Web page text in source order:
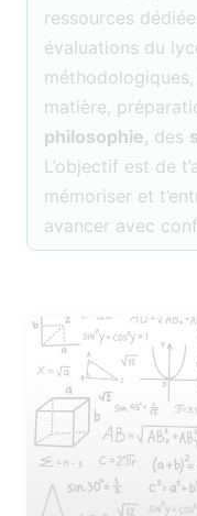
ressources
évaluations du
méthodologiques,
matière,
philosophie, des
L’objectif est de
mémoriser et
avancer avec